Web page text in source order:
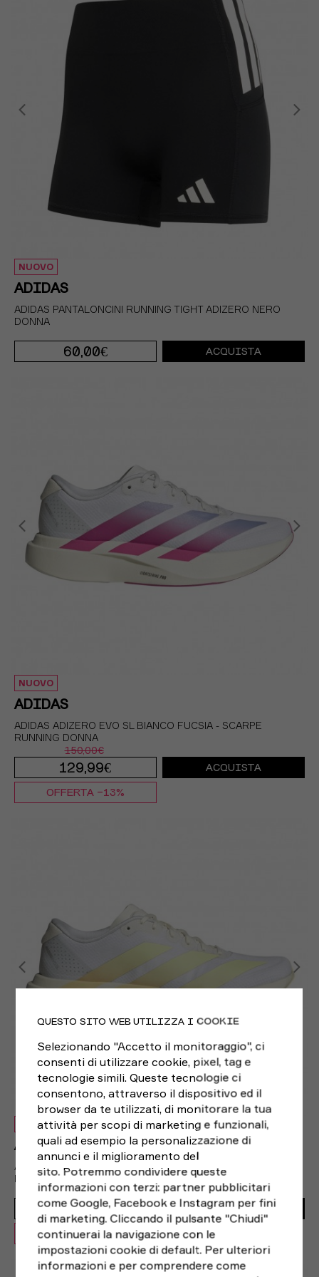
NUOVO
ADIDAS
ADIDAS PANTALONCINI RUNNING TIGHT ADIZERO NERO
DONNA
60,00€ ACQUISTA
NUOVO
ADIDAS
ADIDAS ADIZERO EVO SL BIANCO FUCSIA - SCARPE
RUNNING DONNA
150,00€
129,99€ ACQUISTA
OFFERTA -13%
NUOVO
ADIDAS
ADIDAS ADIZERO EVO SL BIANCO GIALLO - SCARPE
RUNNING DONNA
150,00€
129,99€
EUR 38 / UK 5 EUR 38 2/3 / UK 5,5
ACQUISTA
OFFERTA -13%
QUESTO SITO WEB UTILIZZA I COOKIE
Selezionando "Accetto il monitoraggio", ci
consenti di utilizzare cookie, pixel, tag e
tecnologie simili. Queste tecnologie ci
consentono, attraverso il dispositivo ed il
browser da te utilizzati, di monitorare la tua
attività per scopi di marketing e funzionali,
quali ad esempio la personalizzazione di
annunci e il miglioramento del
sito. Potremmo condividere queste
informazioni con terzi: partner pubblicitari
come Google, Facebook e Instagram per fini
di marketing. Cliccando il pulsante "Chiudi"
continuerai la navigazione con le
impostazioni cookie di default. Per ulteriori
informazioni e per comprendere come